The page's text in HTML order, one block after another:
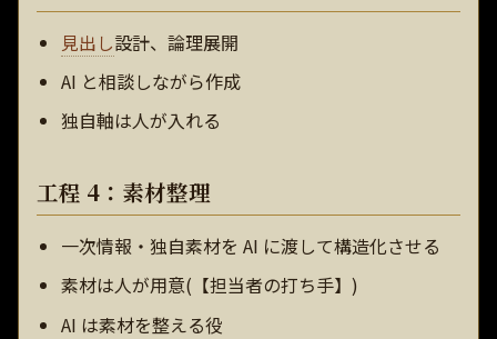
見出し設計、論理展開
AI と相談しながら作成
独自軸は人が入れる
工程 4：素材整理
一次情報・独自素材を AI に渡して構造化させる
素材は人が用意(【担当者の打ち手】)
AI は素材を整える役